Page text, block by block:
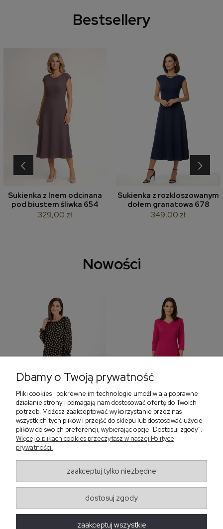
Bestsellery
Sukienka z lnem odcinana
pod biustem śliwka 654
329,00 zł
Sukienka z rozkloszowanym
dołem granatowa 678
349,00 zł
‹ ›
Nowości
Sukienka z falbaną i
bufiastym rękawem w
405,30 zł
Sukienka z dekoltem w
299,00 zł
‹
Regulaminy
Dbamy o Twoją prywatność
Pliki cookies i pokrewne im technologie umożliwiają poprawne
działanie strony i pomagają nam dostosować ofertę do Twoich
potrzeb. Możesz zaakceptować wykorzystanie przez nas
wszystkich tych plików i przejść do sklepu lub dostosować użycie
plików do swoich preferencji, wybierając opcję "Dostosuj zgody".
Więcej o plikach cookies przeczytasz w naszej Polityce
prywatności.
zaakceptuj tylko niezbędne
dostosuj zgody
zaakceptuj wszystkie